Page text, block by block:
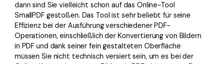
dann sind Sie vielleicht schon auf das Online-Tool
SmallPDF gestoßen. Das Tool ist sehr beliebt für seine
Effizienz bei der Ausführung verschiedener PDF-
Operationen, einschließlich der Konvertierung von Bildern
in PDF und dank seiner fein gestalteten Oberfläche
müssen Sie nicht technisch versiert sein, um es bei der